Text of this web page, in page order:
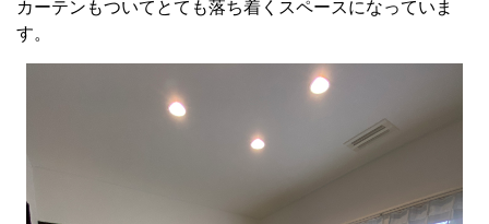
カーテンもついてとても落ち着くスペースになっていま
す。